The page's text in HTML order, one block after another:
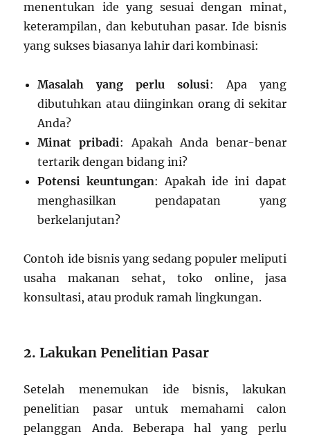
menentukan ide yang sesuai dengan minat,
keterampilan, dan kebutuhan pasar. Ide bisnis
yang sukses biasanya lahir dari kombinasi:
Masalah yang perlu solusi: Apa yang
dibutuhkan atau diinginkan orang di sekitar
Anda?
Minat pribadi: Apakah Anda benar-benar
tertarik dengan bidang ini?
Potensi keuntungan: Apakah ide ini dapat
menghasilkan pendapatan yang
berkelanjutan?
Contoh ide bisnis yang sedang populer meliputi
usaha makanan sehat, toko online, jasa
konsultasi, atau produk ramah lingkungan.
2. Lakukan Penelitian Pasar
Setelah menemukan ide bisnis, lakukan
penelitian pasar untuk memahami calon
pelanggan Anda. Beberapa hal yang perlu